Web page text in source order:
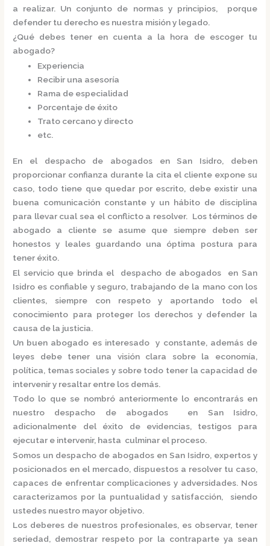
a realizar. Un conjunto de normas y principios, porque
defender tu derecho es nuestra misión y legado.
¿Qué debes tener en cuenta a la hora de escoger tu
abogado?
Experiencia
Recibir una asesoría
Rama de especialidad
Porcentaje de éxito
Trato cercano y directo
etc.
En el despacho de abogados en San Isidro, deben
proporcionar confianza durante la cita el cliente expone su
caso, todo tiene que quedar por escrito, debe existir una
buena comunicación constante y un hábito de disciplina
para llevar cual sea el conflicto a resolver. Los términos de
abogado a cliente se asume que siempre deben ser
honestos y leales guardando una óptima postura para
tener éxito.
El servicio que brinda el
despacho de abogados en San
Isidro es confiable y seguro, trabajando de la mano con los
clientes, siempre con respeto y aportando todo el
conocimiento para proteger los derechos y defender la
causa de la justicia.
Un buen abogado es interesado y constante, además de
leyes debe tener una visión clara sobre la economía,
política, temas sociales y sobre todo tener la capacidad de
intervenir y resaltar entre los demás.
Todo lo que se nombró anteriormente lo encontrarás en
nuestro despacho de abogados en San Isidro,
adicionalmente del éxito de evidencias, testigos para
ejecutar e intervenir, hasta culminar el proceso.
Somos un despacho de abogados en San Isidro, expertos y
posicionados en el mercado, dispuestos a resolver tu caso,
capaces de enfrentar complicaciones y adversidades. Nos
caracterizamos por la puntualidad y satisfacción, siendo
ustedes nuestro mayor objetivo.
Los deberes de nuestros profesionales, es observar, tener
seriedad, demostrar respeto por la contraparte ya sean